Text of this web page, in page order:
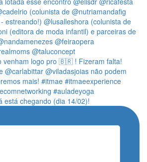
está chegando (dia 14/02)!